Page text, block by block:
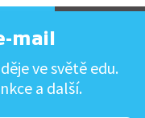
mail
ve světě edu.
a další.